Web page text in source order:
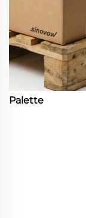
Palette